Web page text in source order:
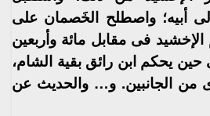
أبيه؛ واصطلح الخَصمان على
فى مقابل مائة وأربعين
يحكم ابن رائق بقية الشام،
من الجانبين. و… والحديث عن